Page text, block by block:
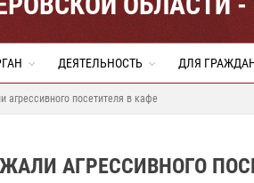
ДЕЯТЕЛЬНОСТЬ ДЛЯ
агрессивного посетителя в кафе
АГРЕССИВНОГО